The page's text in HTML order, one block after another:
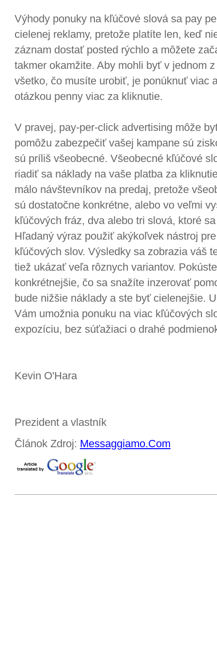
Výhody ponuky na kľúčové slová sa pay
cielenej reklamy, pretože platíte len, keď
záznam dostať posted rýchlo a môžete
takmer okamžite. Aby mohli byť v jednom
všetko, čo musíte urobiť, je ponúknuť viac
otázkou penny viac za kliknutie.
V pravej, pay-per-click advertising môže
pomôžu zabezpečiť vašej kampane sú
sú príliš všeobecné. Všeobecné kľúčové
riadiť sa náklady na vaše platba za
málo návštevníkov na predaj, pretože
sú dostatočne konkrétne, alebo vo veľmi
kľúčových fráz, dva alebo tri slová, ktoré
Hľadaný výraz použiť akýkoľvek nástroj
kľúčových slov. Výsledky sa zobrazia váš
tiež ukázať veľa rôznych variantov.
konkrétnejšie, čo sa snažíte inzerovať
bude nižšie náklady a ste byť cielenejšie.
Vám umožnia ponuku na viac kľúčových
expozíciu, bez súťažiaci o drahé
Kevin O'Hara
Prezident a vlastník
Článok Zdroj: Messaggiamo.Com